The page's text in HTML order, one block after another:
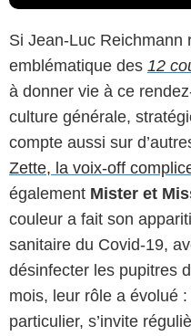
Si Jean-Luc Reichmann
emblématique des 12
à donner vie à ce
culture générale,
compte aussi sur
Zette, la voix-off
également Mister et
couleur a fait son
sanitaire du Covid-19,
désinfecter les pupitres
mois, leur rôle a évolué
particulier, s’invite